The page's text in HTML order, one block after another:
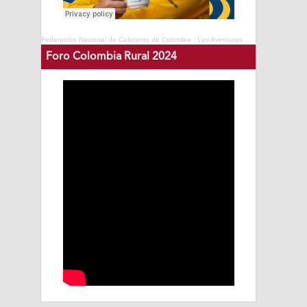
Federación Nacional de Cafeteros de Colombia · Las Aventuras del Profesor Yarumo - Cafés de Colombia Expo 2025
Foro Colombia Rural 2024